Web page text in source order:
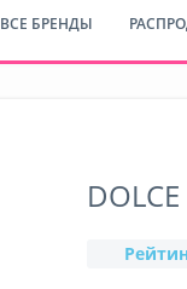
ВСЕ БРЕНДЫ